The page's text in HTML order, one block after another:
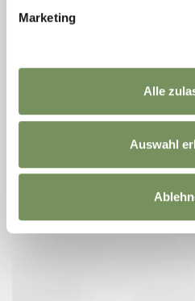
Marketing
Alle
Auswahl
AVVENTURE A
MATUNSCHMIED
Avventure a cavallo Vivi
maneggio Matunschmiedhof a
in un'atmosfera cordiale,
...